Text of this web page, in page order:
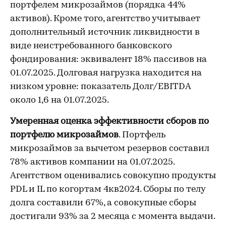
портфелем микрозаймов (порядка 44%
активов). Кроме того, агентство учитывает
дополнительный источник ликвидности в
виде неистребованного банковского
фондирования: эквивалент 18% пассивов на
01.07.2025. Долговая нагрузка находится на
низком уровне: показатель Долг/EBITDA
около 1,6 на 01.07.2025.
Умеренная оценка эффективности сборов по
портфелю микрозаймов. Портфель
микрозаймов за вычетом резервов составил
78% активов компании на 01.07.2025.
Агентством оценивались совокупно продукты
PDL и IL по когортам 4кв2024. Сборы по телу
долга составили 67%, а совокупные сборы
достигали 93% за 2 месяца с момента выдачи.